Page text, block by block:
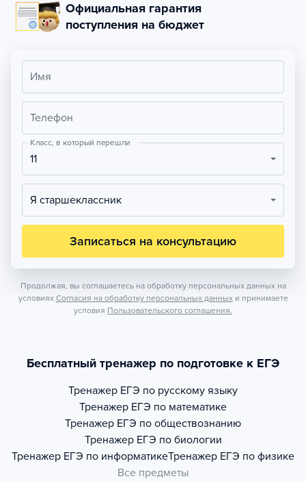
Официальная гарантия
поступления на бюджет
Имя
Телефон
Класс, в который перешли
11
Я старшеклассник
Записаться на консультацию
Продолжая, вы соглашаетесь на обработку персональных данных на
условиях Согласия на обработку персональных данных и принимаете
условия Пользовательского соглашения.
Бесплатный тренажер по подготовке к ЕГЭ
Тренажер ЕГЭ по русскому языку
Тренажер ЕГЭ по математике
Тренажер ЕГЭ по обществознанию
Тренажер ЕГЭ по биологии
Тренажер ЕГЭ по информатикеТренажер ЕГЭ по физике
Все предметы